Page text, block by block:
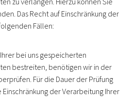
Das Recht auf Einschränkung der
Fällen:
bei uns gespeicherten
bestreiten, benötigen wir in der
Für die Dauer der Prüfung
der Verarbeitung Ihrer